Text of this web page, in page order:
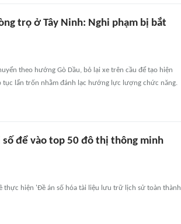
trọ ở Tây Ninh: Nghi phạm bị bắt
theo hướng Gò Dầu, bỏ lại xe trên cầu để tạo hiện
lẩn trốn nhằm đánh lạc hướng lực lượng chức năng.
số để vào top 50 đô thị thông minh
thực hiện 'Đề án số hóa tài liệu lưu trữ lịch sử toàn thành